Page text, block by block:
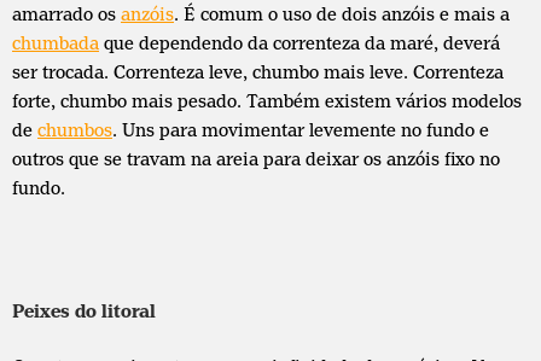
amarrado os anzóis. É comum o uso de dois anzóis e mais a
chumbada que dependendo da correnteza da maré, deverá
ser trocada. Correnteza leve, chumbo mais leve. Correnteza
forte, chumbo mais pesado. Também existem vários modelos
de chumbos. Uns para movimentar levemente no fundo e
outros que se travam na areia para deixar os anzóis fixo no
fundo.
Peixes do litoral